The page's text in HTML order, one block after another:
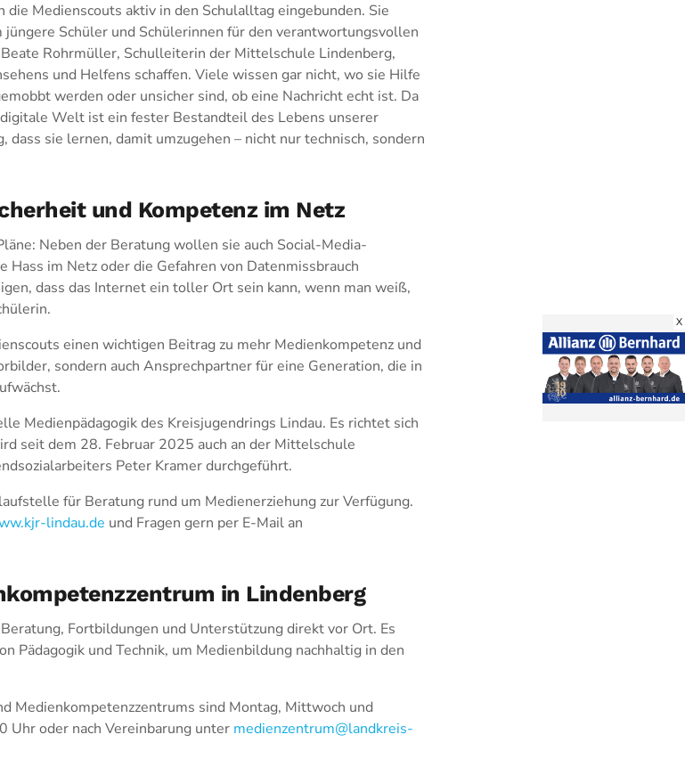
Medienscouts aktiv in den Schulalltag eingebunden. Sie
Schüler und Schülerinnen für den verantwortungsvollen
Rohrmüller, Schulleiterin der Mittelschule Lindenberg,
und Helfens schaffen. Viele wissen gar nicht, wo sie Hilfe
werden oder unsicher sind, ob eine Nachricht echt ist. Da
Welt ist ein fester Bestandteil des Lebens unserer
dass sie lernen, damit umzugehen – nicht nur technisch, sondern
und Kompetenz im Netz
Neben der Beratung wollen sie auch Social-Media-
Hass im Netz oder die Gefahren von Datenmissbrauch
dass das Internet ein toller Ort sein kann, wenn man weiß,
einen wichtigen Beitrag zu mehr Medienkompetenz und
sondern auch Ansprechpartner für eine Generation, die in
Medienpädagogik des Kreisjugendrings Lindau. Es richtet sich
seit dem 28. Februar 2025 auch an der Mittelschule
Peter Kramer durchgeführt.
für Beratung rund um Medienerziehung zur Verfügung.
lindau.de und Fragen gern per E-Mail an
in Lindenberg
Fortbildungen und Unterstützung direkt vor Ort. Es
Pädagogik und Technik, um Medienbildung nachhaltig in den
Medienkompetenzzentrums sind Montag, Mittwoch und
oder nach Vereinbarung unter medienzentrum@landkreis-
X